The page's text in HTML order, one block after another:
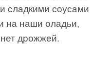
сладкими соусами
на наши оладьи,
дрожжей.